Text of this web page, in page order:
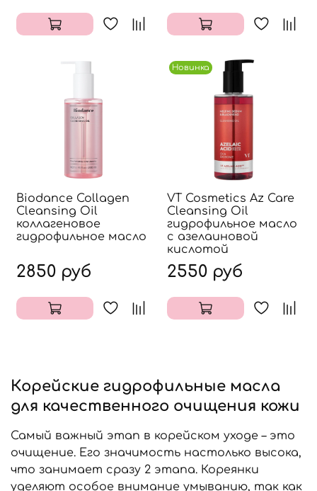
Biodance Collagen
Cleansing Oil
коллагеновое
гидрофильное масло
2850 руб
Новинка
VT Cosmetics Az Care
Cleansing Oil
гидрофильное масло
с азелаиновой
кислотой
2550 руб
Корейские гидрофильные масла
для качественного очищения кожи
Самый важный этап в корейском уходе – это
очищение. Его значимость настолько высока,
что занимает сразу 2 этапа. Кореянки
уделяют особое внимание умыванию, так как